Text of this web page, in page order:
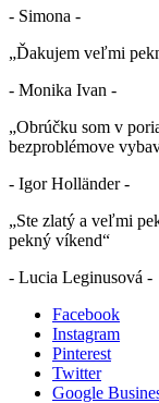
- Simona -
„Ďakujem veľmi
- Monika Ivan -
„Obrúčku som v
bezproblémove
- Igor Holländer -
„Ste zlatý a veľmi
pekný víkend“
- Lucia Leginusová -
Facebook
Instagram
Pinterest
Twitter
Google